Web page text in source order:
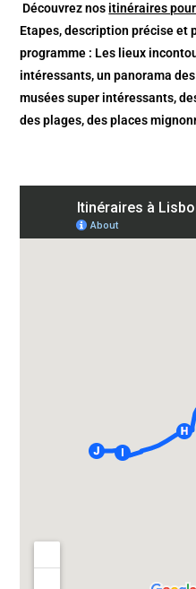
Découvrez nos itinéraires
Etapes, description précise et
programme : Les lieux
intéressants, un panorama
musées super intéressants,
des plages, des places